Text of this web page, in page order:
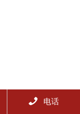
 电话